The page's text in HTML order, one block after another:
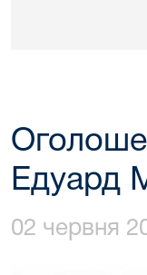
Едуард
02 червня